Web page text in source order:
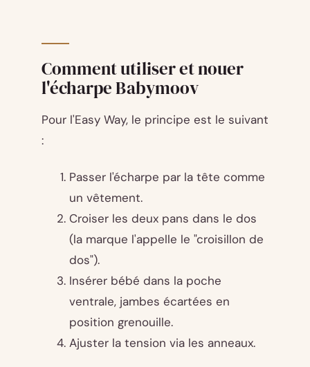
Comment utiliser et nouer
l'écharpe Babymoov
Pour l'Easy Way, le principe est le suivant
:
Passer l'écharpe par la tête comme
un vêtement.
Croiser les deux pans dans le dos
(la marque l'appelle le "croisillon de
dos").
Insérer bébé dans la poche
ventrale, jambes écartées en
position grenouille.
Ajuster la tension via les anneaux.